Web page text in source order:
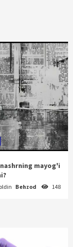
mayog'i
Behzod 148